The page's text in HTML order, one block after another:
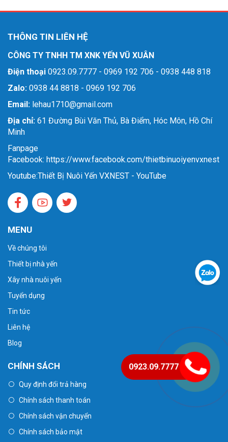
THÔNG TIN LIÊN HỆ
CÔNG TY TNHH TM XNK YẾN VŨ XUÂN
Điện thoại 0923.09.7777 - 0969 192 706 - 0938 448 818
Zalo: 0938 44 8818 - 0969 192 706
Email: lehau1710@gmail.com
Địa chỉ: 61 Đường Bùi Văn Thủ, Bà Điểm, Hóc Môn, Hồ Chí
Minh
Fanpage
Facebook: https://www.facebook.com/thietbinuoiyenvxnest
Youtube:Thiết Bị Nuôi Yến VXNEST - YouTube
MENU
Về chúng tôi
Thiết bị nhà yến
Xây nhà nuôi yến
Tuyển dụng
Tin tức
Liên hệ
Blog
CHÍNH SÁCH
Quy định đổi trả hàng
Chính sách thanh toán
Chính sách vận chuyển
Chính sách bảo mật
0923.09.7777